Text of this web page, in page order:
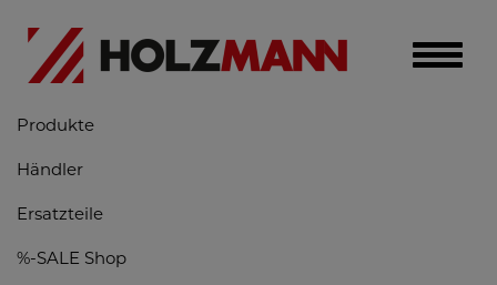
Toggle
Produkte
Händler
Ersatzteile
%-SALE Shop